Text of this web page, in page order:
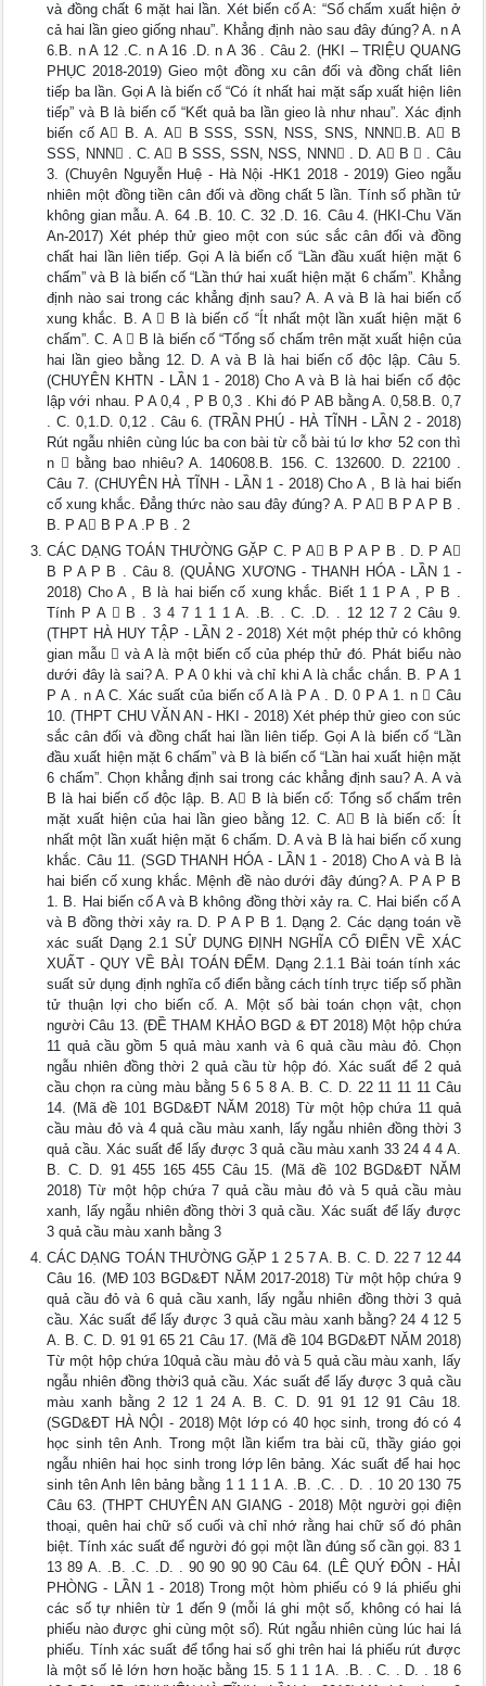
và đồng chất 6 mặt hai lần. Xét biến cố A: “Số chấm xuất hiện ở
cả hai lần gieo giống nhau”. Khẳng định nào sau đây đúng? A. n A
6.B. n A 12 .C. n A 16 .D. n A 36 . Câu 2. (HKI – TRIỆU QUANG
PHỤC 2018-2019) Gieo một đồng xu cân đối và đồng chất liên
tiếp ba lần. Gọi A là biến cố “Có ít nhất hai mặt sấp xuất hiện liên
tiếp” và B là biến cố “Kết quả ba lần gieo là như nhau”. Xác định
biến cố A B. A. A B SSS, SSN, NSS, SNS, NNN.B. A B
SSS, NNN . C. A B SSS, SSN, NSS, NNN . D. A B  . Câu
3. (Chuyên Nguyễn Huệ - Hà Nội -HK1 2018 - 2019) Gieo ngẫu
nhiên một đồng tiền cân đối và đồng chất 5 lần. Tính số phần tử
không gian mẫu. A. 64 .B. 10. C. 32 .D. 16. Câu 4. (HKI-Chu Văn
An-2017) Xét phép thử gieo một con súc sắc cân đối và đồng
chất hai lần liên tiếp. Gọi A là biến cố “Lần đầu xuất hiện mặt 6
chấm” và B là biến cố “Lần thứ hai xuất hiện mặt 6 chấm”. Khẳng
định nào sai trong các khẳng định sau? A. A và B là hai biến cố
xung khắc. B. A  B là biến cố “Ít nhất một lần xuất hiện mặt 6
chấm”. C. A  B là biến cố “Tổng số chấm trên mặt xuất hiện của
hai lần gieo bằng 12. D. A và B là hai biến cố độc lập. Câu 5.
(CHUYÊN KHTN - LẦN 1 - 2018) Cho A và B là hai biến cố độc
lập với nhau. P A 0,4 , P B 0,3 . Khi đó P AB bằng A. 0,58.B. 0,7
. C. 0,1.D. 0,12 . Câu 6. (TRẦN PHÚ - HÀ TĨNH - LẦN 2 - 2018)
Rút ngẫu nhiên cùng lúc ba con bài từ cỗ bài tú lơ khơ 52 con thì
n  bằng bao nhiêu? A. 140608.B. 156. C. 132600. D. 22100 .
Câu 7. (CHUYÊN HÀ TĨNH - LẦN 1 - 2018) Cho A , B là hai biến
cố xung khắc. Đẳng thức nào sau đây đúng? A. P A B P A P B .
B. P A B P A .P B . 2
CÁC DẠNG TOÁN THƯỜNG GẶP C. P A B P A P B . D. P A
B P A P B . Câu 8. (QUẢNG XƯƠNG - THANH HÓA - LẦN 1 -
2018) Cho A , B là hai biến cố xung khắc. Biết 1 1 P A , P B .
Tính P A  B . 3 4 7 1 1 1 A. .B. . C. .D. . 12 12 7 2 Câu 9.
(THPT HÀ HUY TẬP - LẦN 2 - 2018) Xét một phép thử có không
gian mẫu  và A là một biến cố của phép thử đó. Phát biểu nào
dưới đây là sai? A. P A 0 khi và chỉ khi A là chắc chắn. B. P A 1
P A . n A C. Xác suất của biến cố A là P A . D. 0 P A 1. n  Câu
10. (THPT CHU VĂN AN - HKI - 2018) Xét phép thử gieo con súc
sắc cân đối và đồng chất hai lần liên tiếp. Gọi A là biến cố “Lần
đầu xuất hiện mặt 6 chấm” và B là biến cố “Lần hai xuất hiện mặt
6 chấm”. Chọn khẳng định sai trong các khẳng định sau? A. A và
B là hai biến cố độc lập. B. A B là biến cố: Tổng số chấm trên
mặt xuất hiện của hai lần gieo bằng 12. C. A B là biến cố: Ít
nhất một lần xuất hiện mặt 6 chấm. D. A và B là hai biến cố xung
khắc. Câu 11. (SGD THANH HÓA - LẦN 1 - 2018) Cho A và B là
hai biến cố xung khắc. Mệnh đề nào dưới đây đúng? A. P A P B
1. B. Hai biến cố A và B không đồng thời xảy ra. C. Hai biến cố A
và B đồng thời xảy ra. D. P A P B 1. Dạng 2. Các dạng toán về
xác suất Dạng 2.1 SỬ DỤNG ĐỊNH NGHĨA CỔ ĐIỂN VỀ XÁC
XUẤT - QUY VỀ BÀI TOÁN ĐẾM. Dạng 2.1.1 Bài toán tính xác
suất sử dụng định nghĩa cổ điển bằng cách tính trực tiếp số phần
tử thuận lợi cho biến cố. A. Một số bài toán chọn vật, chọn
người Câu 13. (ĐỀ THAM KHẢO BGD & ĐT 2018) Một hộp chứa
11 quả cầu gồm 5 quả màu xanh và 6 quả cầu màu đỏ. Chọn
ngẫu nhiên đồng thời 2 quả cầu từ hộp đó. Xác suất để 2 quả
cầu chọn ra cùng màu bằng 5 6 5 8 A. B. C. D. 22 11 11 11 Câu
14. (Mã đề 101 BGD&ĐT NĂM 2018) Từ một hộp chứa 11 quả
cầu màu đỏ và 4 quả cầu màu xanh, lấy ngẫu nhiên đồng thời 3
quả cầu. Xác suất để lấy được 3 quả cầu màu xanh 33 24 4 4 A.
B. C. D. 91 455 165 455 Câu 15. (Mã đề 102 BGD&ĐT NĂM
2018) Từ một hộp chứa 7 quả cầu màu đỏ và 5 quả cầu màu
xanh, lấy ngẫu nhiên đồng thời 3 quả cầu. Xác suất để lấy được
3 quả cầu màu xanh bằng 3
CÁC DẠNG TOÁN THƯỜNG GẶP 1 2 5 7 A. B. C. D. 22 7 12 44
Câu 16. (MĐ 103 BGD&ĐT NĂM 2017-2018) Từ một hộp chứa 9
quả cầu đỏ và 6 quả cầu xanh, lấy ngẫu nhiên đồng thời 3 quả
cầu. Xác suất để lấy được 3 quả cầu màu xanh bằng? 24 4 12 5
A. B. C. D. 91 91 65 21 Câu 17. (Mã đề 104 BGD&ĐT NĂM 2018)
Từ một hộp chứa 10quả cầu màu đỏ và 5 quả cầu màu xanh, lấy
ngẫu nhiên đồng thời3 quả cầu. Xác suất để lấy được 3 quả cầu
màu xanh bằng 2 12 1 24 A. B. C. D. 91 91 12 91 Câu 18.
(SGD&ĐT HÀ NỘI - 2018) Một lớp có 40 học sinh, trong đó có 4
học sinh tên Anh. Trong một lần kiểm tra bài cũ, thầy giáo gọi
ngẫu nhiên hai học sinh trong lớp lên bảng. Xác suất để hai học
sinh tên Anh lên bảng bằng 1 1 1 1 A. .B. .C. . D. . 10 20 130 75
Câu 63. (THPT CHUYÊN AN GIANG - 2018) Một người gọi điện
thoại, quên hai chữ số cuối và chỉ nhớ rằng hai chữ số đó phân
biệt. Tính xác suất để người đó gọi một lần đúng số cần gọi. 83 1
13 89 A. .B. .C. .D. . 90 90 90 90 Câu 64. (LÊ QUÝ ĐÔN - HẢI
PHÒNG - LẦN 1 - 2018) Trong một hòm phiếu có 9 lá phiếu ghi
các số tự nhiên từ 1 đến 9 (mỗi lá ghi một số, không có hai lá
phiếu nào được ghi cùng một số). Rút ngẫu nhiên cùng lúc hai lá
phiếu. Tính xác suất để tổng hai số ghi trên hai lá phiếu rút được
là một số lẻ lớn hơn hoặc bằng 15. 5 1 1 1 A. .B. . C. . D. . 18 6